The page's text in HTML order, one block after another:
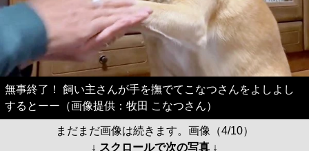
無事終了！ 飼い主さんが手を撫でてこなつさんをよしよし
するとーー（画像提供：牧田 こなつさん）
まだまだ画像は続きます。画像（4/10）
↓ スクロールで次の写真 ↓